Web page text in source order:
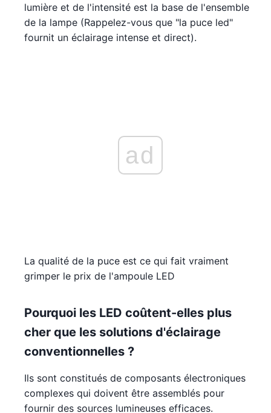
lumière et de l'intensité est la base de l'ensemble
de la lampe (Rappelez-vous que "la puce led"
fournit un éclairage intense et direct).
ad
La qualité de la puce est ce qui fait vraiment
grimper le prix de l'ampoule LED
Pourquoi les LED coûtent-elles plus
cher que les solutions d'éclairage
conventionnelles ?
Ils sont constitués de composants électroniques
complexes qui doivent être assemblés pour
fournir des sources lumineuses efficaces.